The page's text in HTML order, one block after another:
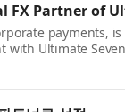
FX Partner of
payments,
Ultimate